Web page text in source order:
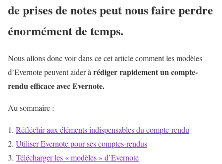
de prises de notes peut nous faire perdre
énormément de temps.
Nous allons donc voir dans ce cet article comment les modèles
d’Evernote peuvent aider à rédiger rapidement un compte-
rendu efficaceavec Evernote.
Au sommaire :
Réfléchir aux éléments indispensables du compte-rendu
Utiliser Evernote pour ses comptes-rendus
Télécharger les « modèles » d’Evernote